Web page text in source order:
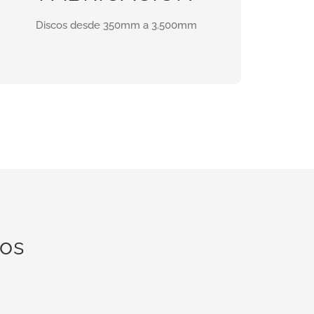
Discos desde 350mm a 3.500mm